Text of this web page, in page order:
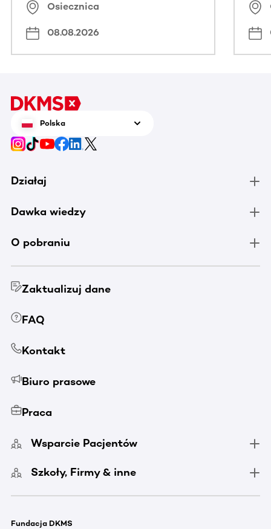
Osiecznica
08.08.2026
Polska
Działaj
Dawka wiedzy
O pobraniu
Zaktualizuj dane
FAQ
Kontakt
Biuro prasowe
Praca
Wsparcie Pacjentów
Szkoły, Firmy & inne
Fundacja DKMS